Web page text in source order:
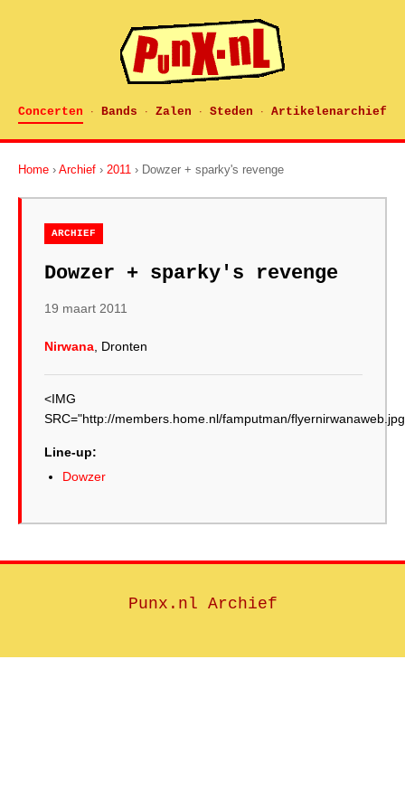
Concerten · Bands · Zalen · Steden · Artikelenarchief
Home › Archief › 2011 › Dowzer + sparky's revenge
ARCHIEF
Dowzer + sparky's revenge
19 maart 2011
Nirwana , Dronten
<IMG
SRC="http://members.home.nl/famputman/
Line-up:
Dowzer
Punx.nl Archief